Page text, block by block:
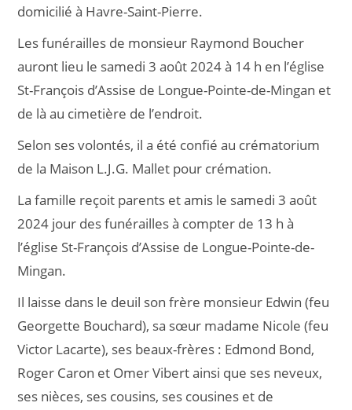
domicilié à Havre-Saint-Pierre.
Les funérailles de monsieur Raymond Boucher
auront lieu le samedi 3 août 2024 à 14 h en l’église
St-François d’Assise de Longue-Pointe-de-Mingan et
de là au cimetière de l’endroit.
Selon ses volontés, il a été confié au crématorium
de la Maison L.J.G. Mallet pour crémation.
La famille reçoit parents et amis le samedi 3 août
2024 jour des funérailles à compter de 13 h à
l’église St-François d’Assise de Longue-Pointe-de-
Mingan.
Il laisse dans le deuil son frère monsieur Edwin (feu
Georgette Bouchard), sa sœur madame Nicole (feu
Victor Lacarte), ses beaux-frères : Edmond Bond,
Roger Caron et Omer Vibert ainsi que ses neveux,
ses nièces, ses cousins, ses cousines et de